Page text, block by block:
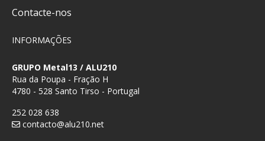
Contacte-nos
INFORMAÇÕES
GRUPO Metal13 / ALU210
Rua da Poupa - Fração H
4780 - 528 Santo Tirso - Portugal
252 028 638
contacto@alu210.net